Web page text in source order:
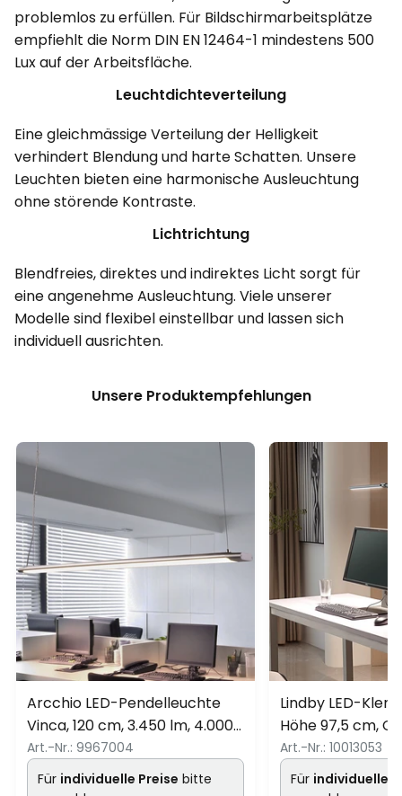
problemlos zu erfüllen. Für Bildschirmarbeitsplätze
empfiehlt die Norm DIN EN 12464-1 mindestens 500
Lux auf der Arbeitsfläche.
Leuchtdichteverteilung
Eine gleichmässige Verteilung der Helligkeit
verhindert Blendung und harte Schatten. Unsere
Leuchten bieten eine harmonische Ausleuchtung
ohne störende Kontraste.
Lichtrichtung
Blendfreies, direktes und indirektes Licht sorgt für
eine angenehme Ausleuchtung. Viele unserer
Modelle sind flexibel einstellbar und lassen sich
individuell ausrichten.
Unsere Produktempfehlungen
Arcchio LED-Pendelleuchte
Vinca, 120 cm, 3.450 lm, 4.000
K
Art.-Nr.: 9967004
Für individuelle Preise bitte
Lindby LED-
Höhe 97,5 cm,
Homeoffice
Art.-Nr.: 10013053
Für individuelle